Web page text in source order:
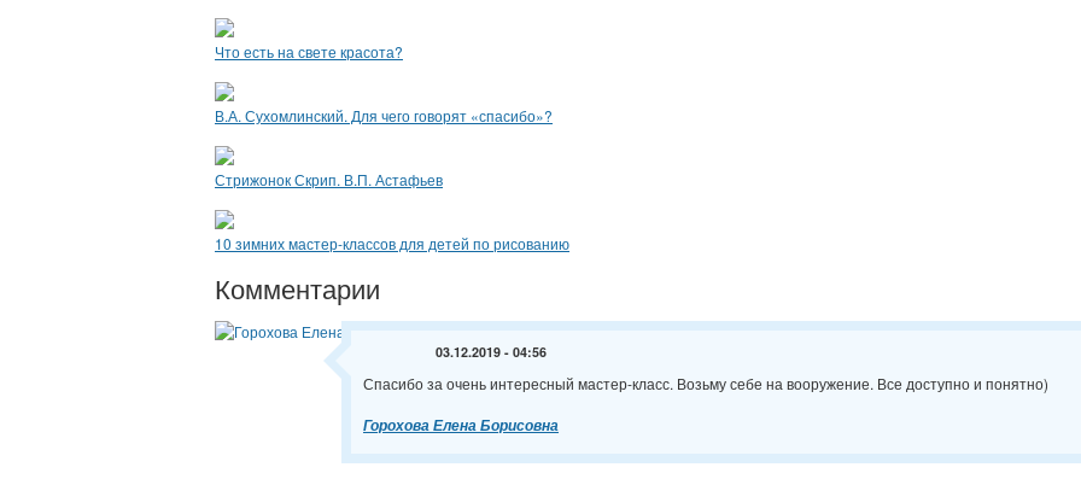
Что есть на свете красота?
В.А. Сухомлинский. Для чего говорят «спасибо»?
Стрижонок Скрип. В.П. Астафьев
10 зимних мастер-классов для детей по рисованию
Комментарии
03.12.2019 - 04:56
Спасибо за очень интересный мастер-класс. Возьму себе на вооружение. Все доступно и понятно)
Горохова Елена Борисовна